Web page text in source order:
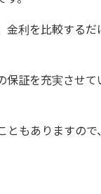
利を比較する
証を充実させて
もありますの